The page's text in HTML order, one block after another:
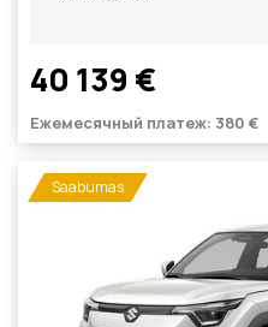
40 139 €
Ежемесячный платеж: 380 €
Saabumas